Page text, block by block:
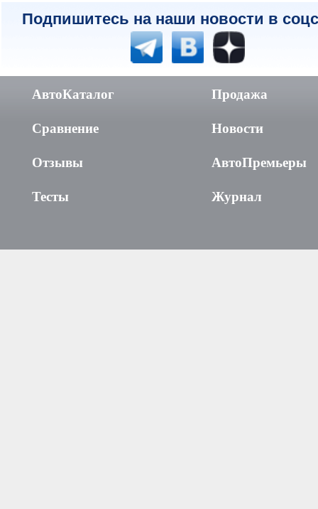
Подпишитесь на наши новости в
АвтоКаталог
Сравнение
Отзывы
Тесты
Продажа
Новости
АвтоПремьеры
Журнал